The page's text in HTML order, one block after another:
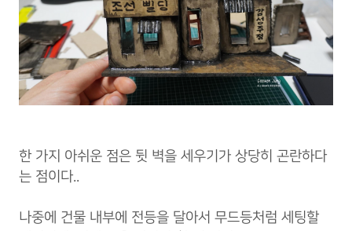
한 가지 아쉬운 점은 뒷 벽을 세우기가 상당히 곤란하다
는 점이다..
나중에 건물 내부에 전등을 달아서 무드등처럼 세팅할